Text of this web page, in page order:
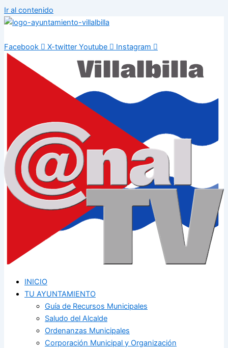
Ir al contenido
Facebook X-twitter Youtube Instagram
INICIO
TU AYUNTAMIENTO
Guía de Recursos Municipales
Saludo del Alcalde
Ordenanzas Municipales
Corporación Municipal y Organización